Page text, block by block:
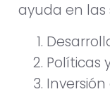
ayuda en las
Políticas